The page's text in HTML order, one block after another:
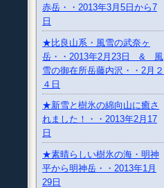
赤岳・・2013年3月5日から7
日
★比良山系・風雪の武奈ヶ
岳・・2013年2月23日 & 風
雪の御在所岳藤内沢・・2月２
４日
★新雪と樹氷の綿向山に癒さ
れました！・・2013年2月17
日
★素晴らしい樹氷の海・明神
平から明神岳・・2013年1月
29日